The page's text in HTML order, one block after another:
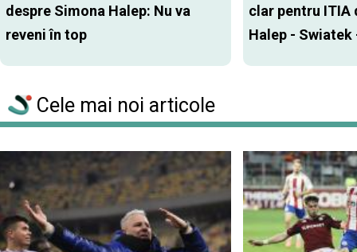
despre Simona Halep: Nu va
reveni în top
clar pentru ITIA
Halep - Swiatek
Cele mai noi articole